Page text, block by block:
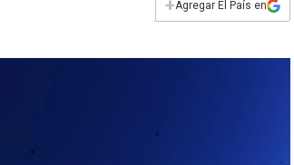
+Agregar El País en